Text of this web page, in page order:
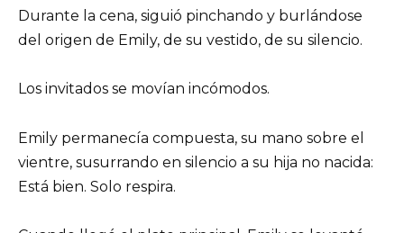
Durante la cena, siguió pinchando y burlándose
del origen de Emily, de su vestido, de su silencio.
Los invitados se movían incómodos.
Emily permanecía compuesta, su mano sobre el
vientre, susurrando en silencio a su hija no nacida:
Está bien. Solo respira.